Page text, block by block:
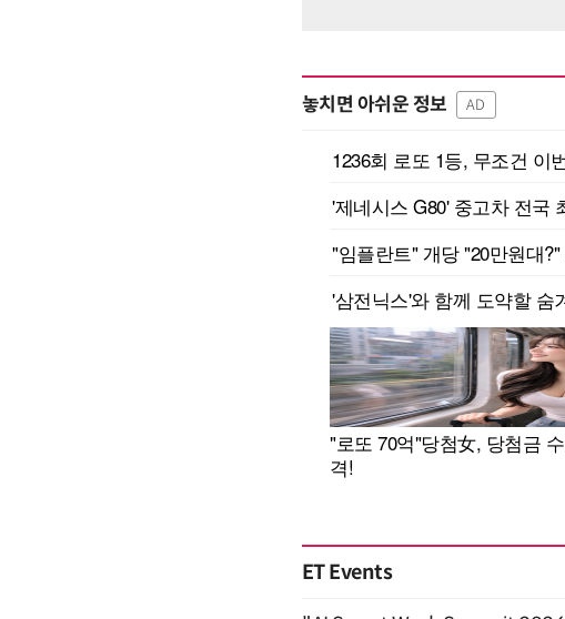
놓치면 아쉬운 정보 AD
ET Events